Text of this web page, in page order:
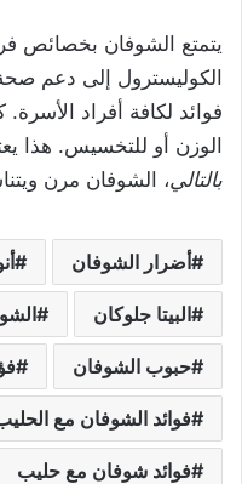
يتمتع الشوفان بخصائص
الكوليسترول إلى دعم
فوائد لكافة أفراد الأسرة.
الوزن أو للتخسيس. هذا
بالتالي، الشوفان مرن
أضرار الشوفان
البيتا جلوكان
حبوب الشوفان
فوائد الشوفان مع
فوائد شوفان مع حليب